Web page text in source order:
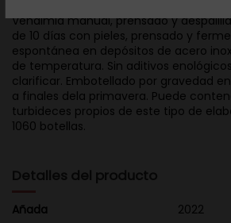
Vendimia manual, prensado y
de 10 días con pieles, prensado y
espontánea en depósitos de acero
de temperatura. Sin aditivos
clarificar. Embotellado por gravedad
a finales dela primavera. Puede
turbideces propios de este tipo de
1060 botellas.
Detalles del producto
Añada
2022